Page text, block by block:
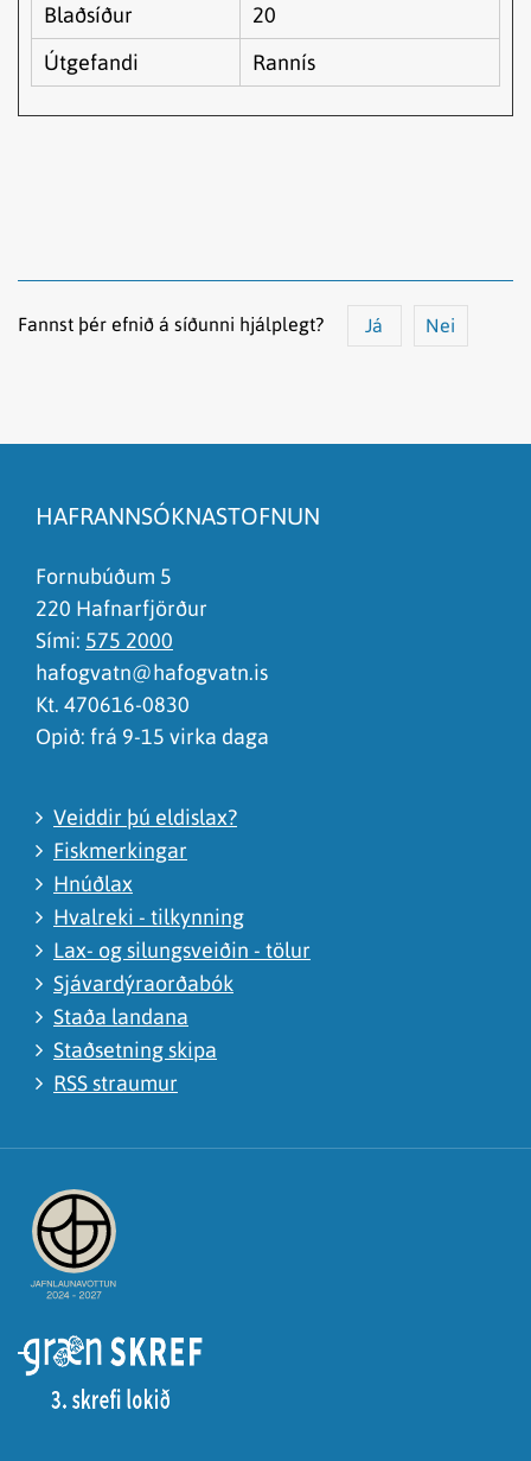
Blaðsíður
20
Útgefandi
Rannís
Fannst þér efnið á síðunni hjálplegt? Já Nei
Það er of mikið efni á síðunni
Ég skil ekki efnið, finnst það of flókið
HAFRANNSÓKNASTOFNUN
Fornubúðum 5
220 Hafnarfjörður
Sími: 575 2000
hafogvatn@hafogvatn.is
Kt. 470616-0830
Opið: frá 9-15 virka daga
Veiddir þú eldislax?
Fiskmerkingar
Hnúðlax
Hvalreki - tilkynning
Lax- og silungsveiðin - tölur
Sjávardýraorðabók
Staða landana
Staðsetning skipa
RSS straumur